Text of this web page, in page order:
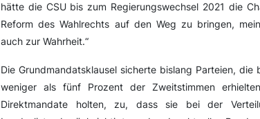
hätte die CSU bis zum Regierungswechsel 2021 die
Reform des Wahlrechts auf den Weg zu bringen,
auch zur Wahrheit.“
Die Grundmandatsklausel sicherte bislang Parteien, die
weniger als fünf Prozent der Zweitstimmen
Direktmandate holten, zu, dass sie bei der